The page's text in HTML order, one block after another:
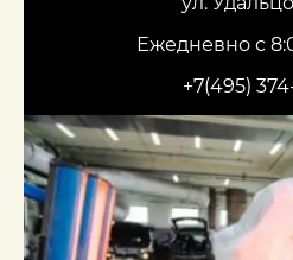
Ежедневно с
+7(495)